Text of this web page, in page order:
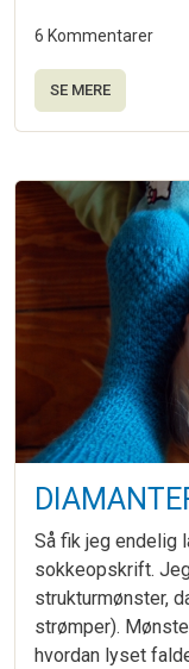
6 Kommentarer
SE MERE
Så fik jeg endelig
sokkeopskrift.
strukturmønster,
strømper).
hvordan lyset